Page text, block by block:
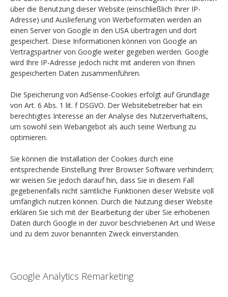
über die Benutzung dieser Website (einschließlich Ihrer IP-
Adresse) und Auslieferung von Werbeformaten werden an
einen Server von Google in den USA übertragen und dort
gespeichert. Diese Informationen können von Google an
Vertragspartner von Google weiter gegeben werden. Google
wird Ihre IP-Adresse jedoch nicht mit anderen von Ihnen
gespeicherten Daten zusammenführen.
Die Speicherung von AdSense-Cookies erfolgt auf Grundlage
von Art. 6 Abs. 1 lit. f DSGVO. Der Websitebetreiber hat ein
berechtigtes Interesse an der Analyse des Nutzerverhaltens,
um sowohl sein Webangebot als auch seine Werbung zu
optimieren.
Sie können die Installation der Cookies durch eine
entsprechende Einstellung Ihrer Browser Software verhindern;
wir weisen Sie jedoch darauf hin, dass Sie in diesem Fall
gegebenenfalls nicht sämtliche Funktionen dieser Website voll
umfänglich nutzen können. Durch die Nutzung dieser Website
erklären Sie sich mit der Bearbeitung der über Sie erhobenen
Daten durch Google in der zuvor beschriebenen Art und Weise
und zu dem zuvor benannten Zweck einverstanden.
Google Analytics Remarketing